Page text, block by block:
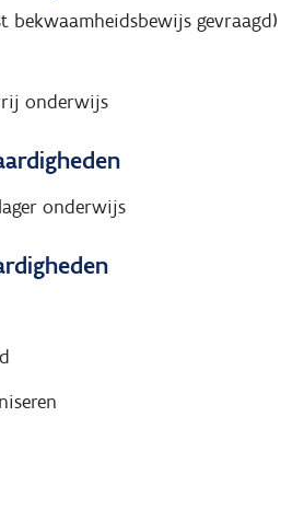
bekwaamheidsbewijs gevraagd)
onderwijs
onderwijs